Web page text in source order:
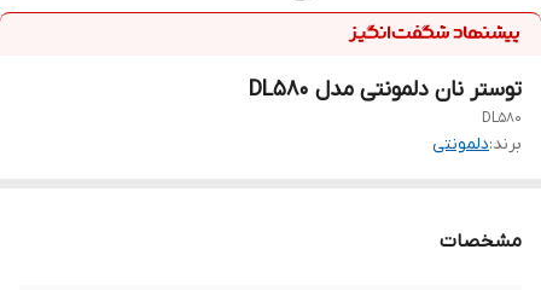
توستر نان دلمونتی مدل DL580
DL580
برند:دلمونتی
مشخصات